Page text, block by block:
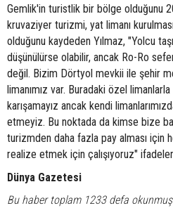
Gemlik'in turistlik bir bölge olduğunu
kruvaziyer turizmi, yat limanı kurulması
olduğunu kaydeden Yılmaz, "Yolcu
düşünülürse olabilir, ancak Ro-Ro
değil. Bizim Dörtyol mevkii ile şehir
limanımız var. Buradaki özel
karışamayız ancak kendi
etmeyiz. Bu noktada da kimse bize
turizmden daha fazla pay alması için
realize etmek için çalışıyoruz"
Dünya Gazetesi
Bu haber toplam 1233 defa